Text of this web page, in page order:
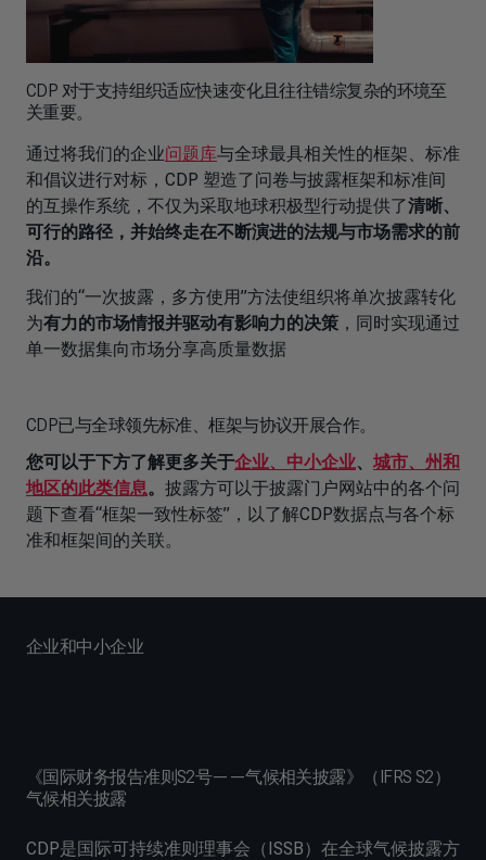
CDP 对于支持组织适应快速变化且往往错综复杂的环境至
关重要。
通过将我们的企业问题库与全球最具相关性的框架、标准
和倡议进行对标，CDP 塑造了问卷与披露框架和标准间
的互操作系统，不仅为采取地球积极型行动提供了清晰、
可行的路径，并始终走在不断演进的法规与市场需求的前
沿。
我们的“一次披露，多方使用”方法使组织将单次披露转化
为有力的市场情报并驱动有影响力的决策 ，同时实现通过
单一数据集向市场分享高质量数据
CDP已与全球领先标准、框架与协议开展合作。
您可以于下方了解更多关于企业、中小企业、 城市、州和
地区的此类信息。 披露方可以于披露门户网站中的各个问
题下查看“框架一致性标签”，以了解CDP数据点与各个标
准和框架间的关联。
企业和中小企业
《国际财务报告准则S2号——气候相关披露》（IFRS S2）
气候相关披露
CDP是国际可持续准则理事会（ISSB）在全球气候披露方